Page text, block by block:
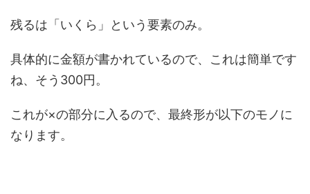
残るは「いくら」という要素のみ。
具体的に金額が書かれているので、これは簡単です
ね、そう300円。
これが×の部分に入るので、最終形が以下のモノに
なります。